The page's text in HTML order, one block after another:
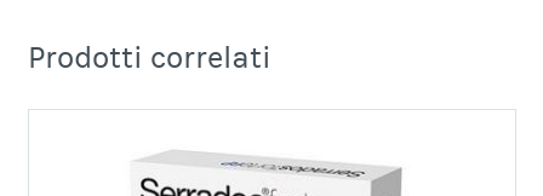
Prodotti correlati